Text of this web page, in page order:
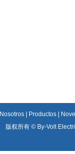
| Productos|
版权所有 © By-Volt